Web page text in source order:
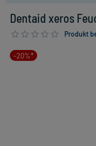
Dentaid xeros
Produkt
-20%*